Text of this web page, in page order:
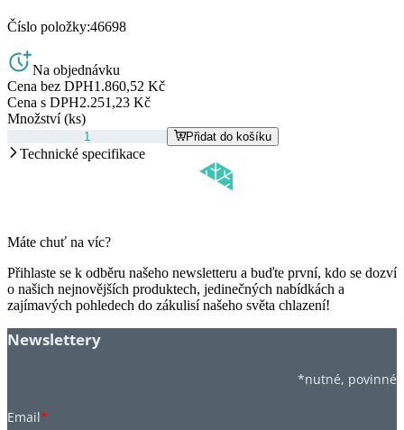
Číslo položky:46698
Na objednávku
Cena bez DPH1.860,52 Kč
Cena s DPH2.251,23 Kč
Množství (ks)
Přidat do košíku
Technické specifikace
Máte chuť na víc?
Přihlaste se k odběru našeho newsletteru a buďte první, kdo se dozví
o našich nejnovějších produktech, jedinečných nabídkách a
zajímavých pohledech do zákulisí našeho světa chlazení!
Newslettery
*nutné, povinné
Email*